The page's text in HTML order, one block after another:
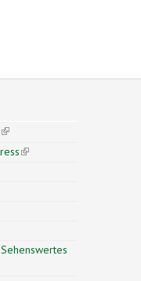
(link is external)
(link is external)